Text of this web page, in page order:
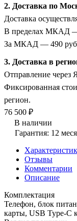
2. Доставка по
Доставка
В пределах МКАД
За МКАД — 490
3. Доставка в
Отправление через
Фиксированная
регион.
76 500 ₽
В наличии
Гарантия: 12
Отзывы
Комментарии
Описание
Комплектация
Телефон, блок
карты, USB Type-C